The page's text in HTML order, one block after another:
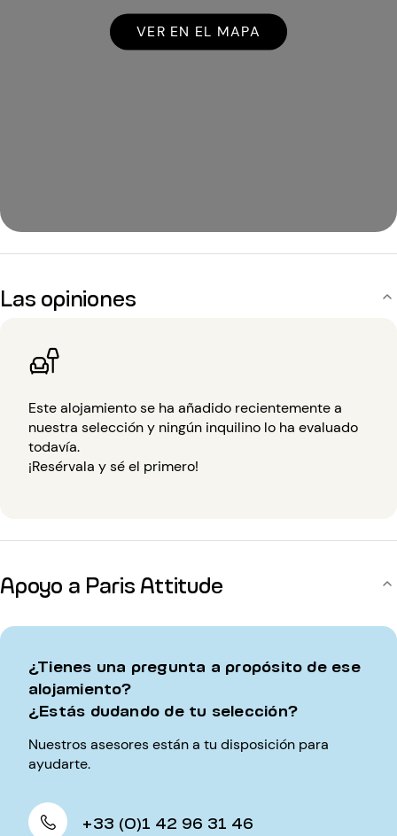
VER EN EL MAPA
Las opiniones
Este alojamiento se ha añadido recientemente a
nuestra selección y ningún inquilino lo ha evaluado
todavía.
¡Resérvala y sé el primero!
Apoyo a Paris Attitude
¿Tienes una pregunta a propósito de ese
alojamiento?
¿Estás dudando de tu selección?
Nuestros asesores están a tu disposición para
ayudarte.
+33 (0)1 42 96 31 46